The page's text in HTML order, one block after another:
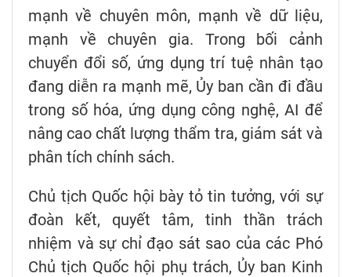
mạnh về chuyên môn, mạnh về dữ liệu,
mạnh về chuyên gia. Trong bối cảnh
chuyển đổi số, ứng dụng trí tuệ nhân tạo
đang diễn ra mạnh mẽ, Ủy ban cần đi đầu
trong số hóa, ứng dụng công nghệ, AI để
nâng cao chất lượng thẩm tra, giám sát và
phân tích chính sách.
Chủ tịch Quốc hội bày tỏ tin tưởng, với sự
đoàn kết, quyết tâm, tinh thần trách
nhiệm và sự chỉ đạo sát sao của các Phó
Chủ tịch Quốc hội phụ trách, Ủy ban Kinh